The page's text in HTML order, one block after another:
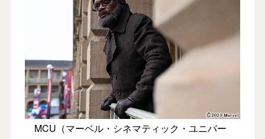
MCU（マーベル・シネマティック・ユニバー